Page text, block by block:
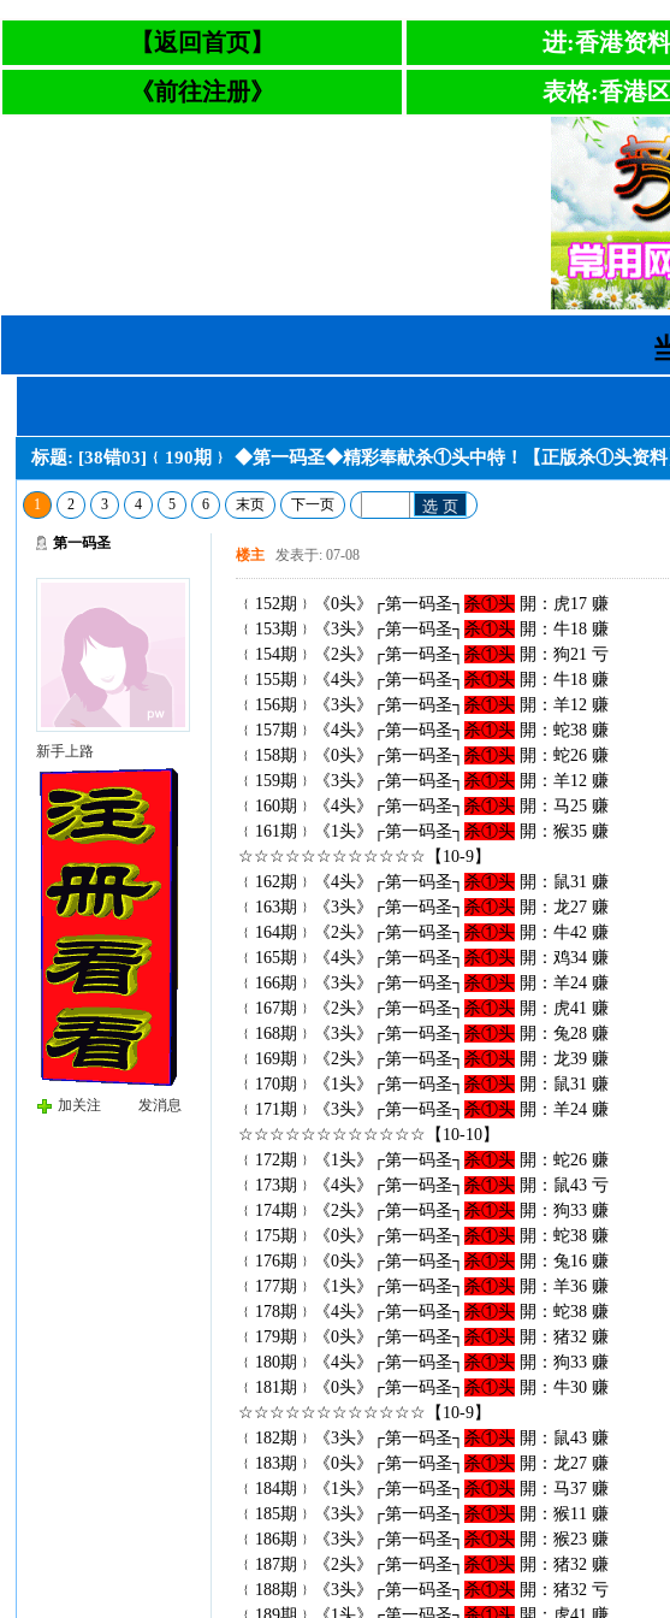
【返回首页】 进:香港资料
《前往注册》
表格:香港区
标题: [38错03]﹛190期﹜ ◆第一码圣◆精彩奉献杀①头中特！【正版杀①头资料
1 2 3 4 5 6 末页 下一页 选 页
第一码圣
新手上路
加关注 发消息
楼主 发表于: 07-08
﹛152期﹜《0头》┌第一码圣┐杀①头 開：虎17 赚
﹛153期﹜《3头》┌第一码圣┐杀①头 開：牛18 赚
﹛154期﹜《2头》┌第一码圣┐杀①头 開：狗21 亏
﹛155期﹜《4头》┌第一码圣┐杀①头 開：牛18 赚
﹛156期﹜《3头》┌第一码圣┐杀①头 開：羊12 赚
﹛157期﹜《4头》┌第一码圣┐杀①头 開：蛇38 赚
﹛158期﹜《0头》┌第一码圣┐杀①头 開：蛇26 赚
﹛159期﹜《3头》┌第一码圣┐杀①头 開：羊12 赚
﹛160期﹜《4头》┌第一码圣┐杀①头 開：马25 赚
﹛161期﹜《1头》┌第一码圣┐杀①头 開：猴35 赚
☆☆☆☆☆☆☆☆☆☆☆☆【10-9】
﹛162期﹜《4头》┌第一码圣┐杀①头 開：鼠31 赚
﹛163期﹜《3头》┌第一码圣┐杀①头 開：龙27 赚
﹛164期﹜《2头》┌第一码圣┐杀①头 開：牛42 赚
﹛165期﹜《4头》┌第一码圣┐杀①头 開：鸡34 赚
﹛166期﹜《3头》┌第一码圣┐杀①头 開：羊24 赚
﹛167期﹜《2头》┌第一码圣┐杀①头 開：虎41 赚
﹛168期﹜《3头》┌第一码圣┐杀①头 開：兔28 赚
﹛169期﹜《2头》┌第一码圣┐杀①头 開：龙39 赚
﹛170期﹜《1头》┌第一码圣┐杀①头 開：鼠31 赚
﹛171期﹜《3头》┌第一码圣┐杀①头 開：羊24 赚
☆☆☆☆☆☆☆☆☆☆☆☆【10-10】
﹛172期﹜《1头》┌第一码圣┐杀①头 開：蛇26 赚
﹛173期﹜《4头》┌第一码圣┐杀①头 開：鼠43 亏
﹛174期﹜《2头》┌第一码圣┐杀①头 開：狗33 赚
﹛175期﹜《0头》┌第一码圣┐杀①头 開：蛇38 赚
﹛176期﹜《0头》┌第一码圣┐杀①头 開：兔16 赚
﹛177期﹜《1头》┌第一码圣┐杀①头 開：羊36 赚
﹛178期﹜《4头》┌第一码圣┐杀①头 開：蛇38 赚
﹛179期﹜《0头》┌第一码圣┐杀①头 開：猪32 赚
﹛180期﹜《4头》┌第一码圣┐杀①头 開：狗33 赚
﹛181期﹜《0头》┌第一码圣┐杀①头 開：牛30 赚
☆☆☆☆☆☆☆☆☆☆☆☆【10-9】
﹛182期﹜《3头》┌第一码圣┐杀①头 開：鼠43 赚
﹛183期﹜《0头》┌第一码圣┐杀①头 開：龙27 赚
﹛184期﹜《1头》┌第一码圣┐杀①头 開：马37 赚
﹛185期﹜《3头》┌第一码圣┐杀①头 開：猴11 赚
﹛186期﹜《3头》┌第一码圣┐杀①头 開：猴23 赚
﹛187期﹜《2头》┌第一码圣┐杀①头 開：猪32 赚
﹛188期﹜《3头》┌第一码圣┐杀①头 開：猪32 亏